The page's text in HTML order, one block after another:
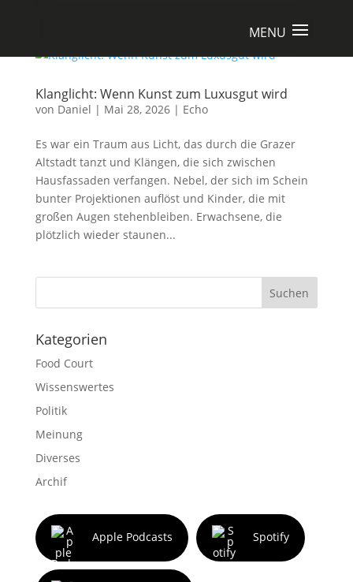
Klanglicht: Wenn Kunst zum Luxusgut wird
von Daniel | Mai 28, 2026| Echo
Es war ein Traum aus Licht, das durch die Grazer
Altstadt tanzt und Klängen, die sich zwischen
Hausfassaden verfangen. Nebel, der sich im Schein
bunter Projektionen auflöst und Kinder, die mit
großen Augen stehenbleiben. Erwachsene, die
plötzlich wieder staunen...
Suchen
Kategorien
Food Court
Wissenswertes
Politik
Meinung
Diverses
Archif
Apple Podcasts Spotify